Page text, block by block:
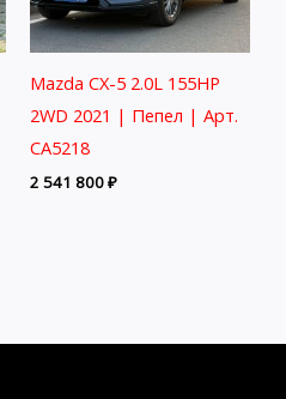
Mazda CX-5 2.0L 155HP
2WD 2021 | Пепел | Арт.
CA5218
2 541 800₽